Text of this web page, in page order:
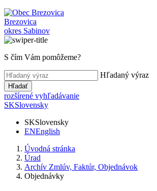
Brezovica
okres Sabinov
S čím Vám pomôžeme?
Hľadaný výraz
Hľadať
rozšírené vyhľadávanie
SKSlovensky
SKSlovensky
ENEnglish
Úvodná stránka
Úrad
Archív Zmlúv, Faktúr, Objednávok
Objednávky